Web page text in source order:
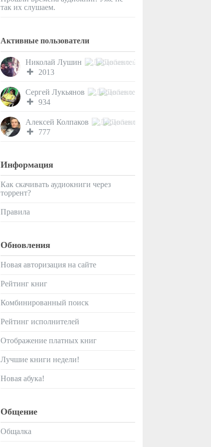
так их слушаем.
Активные пользователи
Николай Лушин
2013
Сергей Лукьянов
934
Алексей Колпаков
777
Информация
Как скачивать аудиокниги через
торрент?
Правила
Обновления
Новая авторизация на сайте
Рейтинг книг
Комбинированный поиск
Рейтинг исполнителей
Отображение платных книг
Лучшие книги недели!
Новая абука!
Общение
Общалка